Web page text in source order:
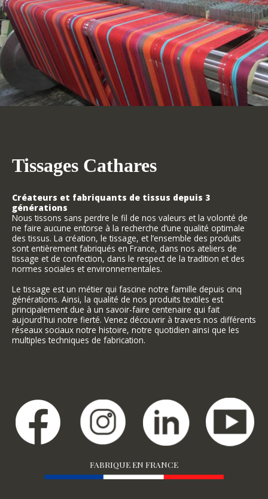
Tissages Cathares
Créateurs et fabriquants de tissus depuis 3
générations
Nous tissons sans perdre le fil de nos valeurs et la volonté de
ne faire aucune entorse à la recherche d’une qualité optimale
des tissus. La création, le tissage, et l’ensemble des produits
sont entièrement fabriqués en France, dans nos ateliers de
tissage et de confection, dans le respect de la tradition et des
normes sociales et environnementales.
Le tissage est un métier qui fascine notre famille depuis cinq
générations. Ainsi, la qualité de nos produits textiles est
principalement due à un savoir-faire centenaire qui fait
aujourd'hui notre fierté. Venez découvrir à travers nos différents
réseaux sociaux notre histoire, notre quotidien ainsi que les
multiples techniques de fabrication.
FABRIQUE EN FRANCE